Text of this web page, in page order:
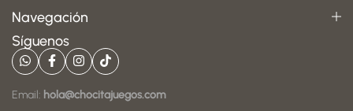
Navegación
Síguenos
Email: hola@chocitajuegos.com